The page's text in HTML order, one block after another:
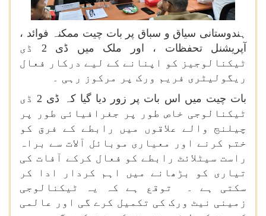
ہندوستانی سیاق و سباق پر بات چیت ممکنہ فوائد ،
آپریشنل تحفظات ، اور ملک میں ڈی 2 ڈی
ٹیکنالوجیز کو اپنانے کے لیے درکار فعال
ریگولیٹری فریم ورک پر مرکوز رہی ۔
بات چیت میں اس بات پر زور دیا گیا کہ ڈی 2 ڈی
ٹیکنالوجی خاص طور پر جغرافیائی طور پر
چیلنج والے علاقوں میں رابطے کے فرق کو
ختم کرنے اور معیاری موبائل آلات سے براہ
راست سیٹلائٹ رابطے کو فعال کرکے آفات کی
تیاری کو بڑھانے میں اہم کردار ادا کر
سکتی ہے ۔ توقع ہے کہ یہ ٹیکنالوجی
زمینی نیٹ ورک کی تکمیل کرے گی اور عالمی